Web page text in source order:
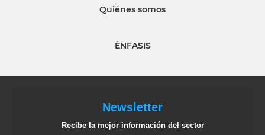
Quiénes somos
ÉNFASIS
Newsletter
Recibe la mejor información del sector